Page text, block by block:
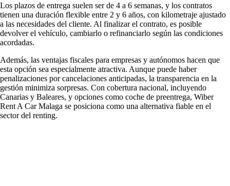
Los plazos de entrega suelen ser de 4 a 6 semanas, y los contratos
tienen una duración flexible entre 2 y 6 años, con kilometraje ajustado
a las necesidades del cliente. Al finalizar el contrato, es posible
devolver el vehículo, cambiarlo o refinanciarlo según las condiciones
acordadas.
Además, las ventajas fiscales para empresas y autónomos hacen que
esta opción sea especialmente atractiva. Aunque puede haber
penalizaciones por cancelaciones anticipadas, la transparencia en la
gestión minimiza sorpresas. Con cobertura nacional, incluyendo
Canarias y Baleares, y opciones como coche de preentrega, Wiber
Rent A Car Malaga se posiciona como una alternativa fiable en el
sector del renting.